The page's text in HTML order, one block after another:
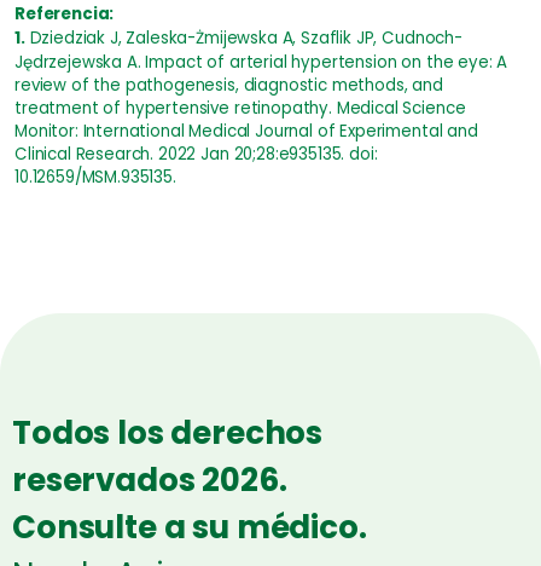
Referencia:
1.Dziedziak J, Zaleska-Żmijewska A, Szaflik JP, Cudnoch-
Jędrzejewska A. Impact of arterial hypertension on the eye: A
review of the pathogenesis, diagnostic methods, and
treatment of hypertensive retinopathy. Medical Science
Monitor: International Medical Journal of Experimental and
Clinical Research. 2022 Jan 20;28:e935135. doi:
10.12659/MSM.935135.
Todos los derechos
reservados 2026.
Consulte a su médico.